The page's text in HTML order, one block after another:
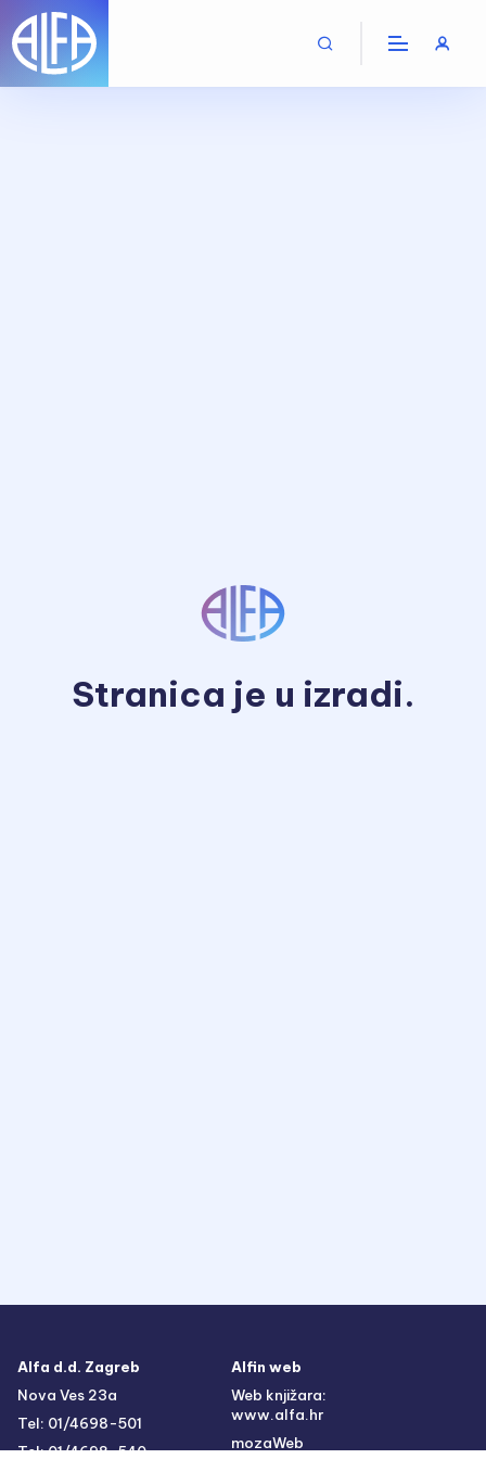
Stranica je u izradi.
Alfa d.d. Zagreb
Nova Ves 23a
Tel: 01/4698-501
Tel: 01/4698-540
Alfin web
Web knjižara:
www.alfa.hr
mozaWeb